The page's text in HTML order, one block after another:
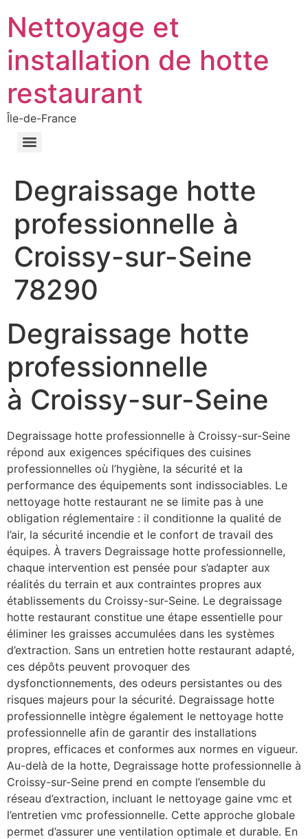
Nettoyage et
installation de hotte
restaurant
Île-de-France
Degraissage hotte
professionnelle à
Croissy-sur-Seine
78290
Degraissage hotte
professionnelle
à Croissy-sur-Seine
Degraissage hotte professionnelle à Croissy-sur-Seine
répond aux exigences spécifiques des cuisines
professionnelles où l’hygiène, la sécurité et la
performance des équipements sont indissociables. Le
nettoyage hotte restaurant ne se limite pas à une
obligation réglementaire : il conditionne la qualité de
l’air, la sécurité incendie et le confort de travail des
équipes. À travers Degraissage hotte professionnelle,
chaque intervention est pensée pour s’adapter aux
réalités du terrain et aux contraintes propres aux
établissements du Croissy-sur-Seine. Le degraissage
hotte restaurant constitue une étape essentielle pour
éliminer les graisses accumulées dans les systèmes
d’extraction. Sans un entretien hotte restaurant adapté,
ces dépôts peuvent provoquer des
dysfonctionnements, des odeurs persistantes ou des
risques majeurs pour la sécurité. Degraissage hotte
professionnelle intègre également le nettoyage hotte
professionnelle afin de garantir des installations
propres, efficaces et conformes aux normes en vigueur.
Au-delà de la hotte, Degraissage hotte professionnelle à
Croissy-sur-Seine prend en compte l’ensemble du
réseau d’extraction, incluant le nettoyage gaine vmc et
l’entretien vmc professionnelle. Cette approche globale
permet d’assurer une ventilation optimale et durable. En